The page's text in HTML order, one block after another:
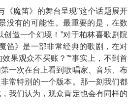
魔笛》的舞台呈现”这个话题展开
没有的可能性。最重要的是，在数
造一个幻境！”对于柏林喜歌剧院
笛》是一部非常经典的歌剧，在对
果观众不买账？”“事实上，不到首
一次在台上看到歌唱家、音乐、布
常特别的一个版本。那一刻我们都
我们认为，观众肯定也会有同样的